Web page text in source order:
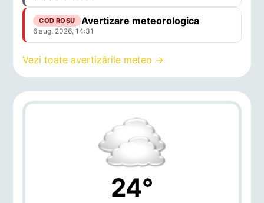
COD ROȘU Avertizare meteorologica
6 aug. 2026, 14:31
Vezi toate avertizările meteo →
24°